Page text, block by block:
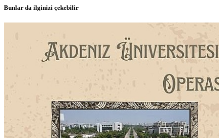
Bunlar da ilginizi çekebilir